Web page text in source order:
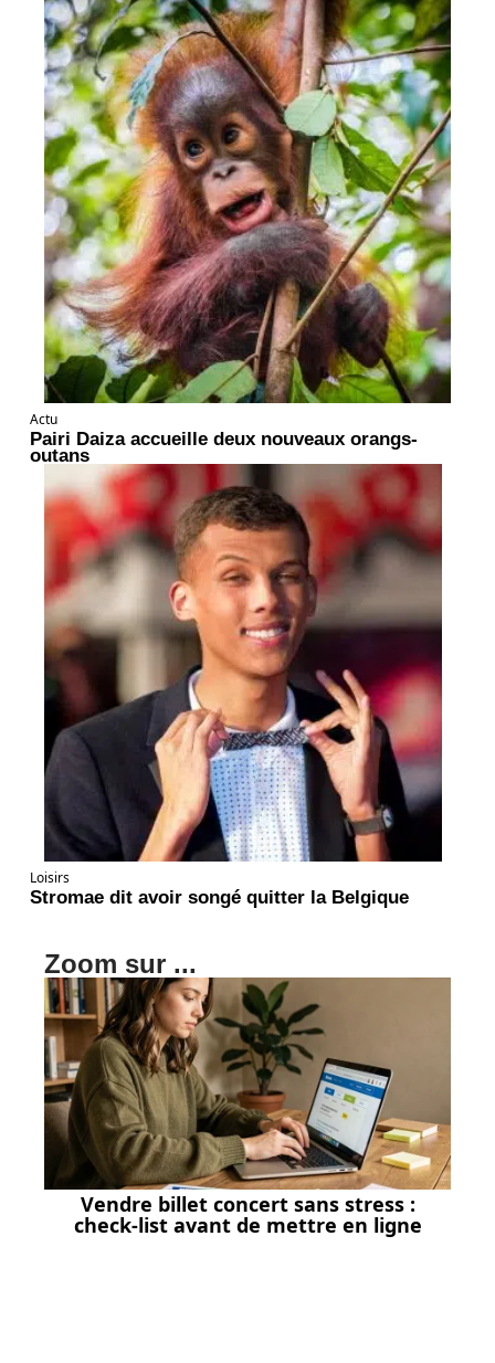
Actu
Pairi Daiza accueille deux nouveaux orangs-
outans
Loisirs
Stromae dit avoir songé quitter la Belgique
Zoom sur ...
Vendre billet concert sans stress :
check-list avant de mettre en ligne